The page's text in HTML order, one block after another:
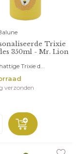
Trixie
350ml - Mr. Lion
Trixie d...
verzonden